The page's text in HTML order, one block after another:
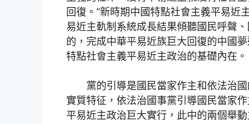
回復。”新時期中國特點社會主義平易近
易近主軌制系統成長結果傾聽國民呼聲
的，完成中華平易近族巨大回復的中國
特點社會主義平易近主政治的基礎內在。
黨的引導是國民當家作主和依法治國
實質特征，依法治國事黨引導國民當家
平易近主政治巨大實行，此中的兩個舉